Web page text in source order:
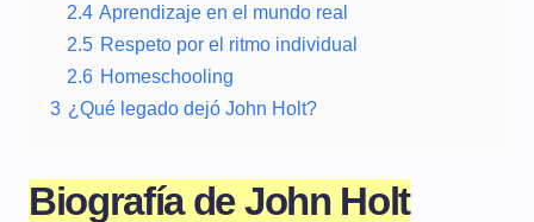
2.4 Aprendizaje en el mundo real
2.5 Respeto por el ritmo individual
2.6 Homeschooling
3 ¿Qué legado dejó John Holt?
Biografía de John Holt